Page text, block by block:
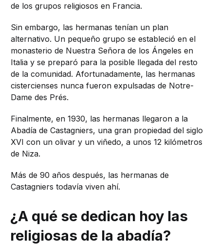
de los grupos religiosos en Francia.
Sin embargo, las hermanas tenían un plan
alternativo. Un pequeño grupo se estableció en el
monasterio de Nuestra Señora de los Ángeles en
Italia y se preparó para la posible llegada del resto
de la comunidad. Afortunadamente, las hermanas
cistercienses nunca fueron expulsadas de Notre-
Dame des Prés.
Finalmente, en 1930, las hermanas llegaron a la
Abadía de Castagniers, una gran propiedad del siglo
XVI con un olivar y un viñedo, a unos 12 kilómetros
de Niza.
Más de 90 años después, las hermanas de
Castagniers todavía viven ahí.
¿A qué se dedican hoy las
religiosas de la abadía?